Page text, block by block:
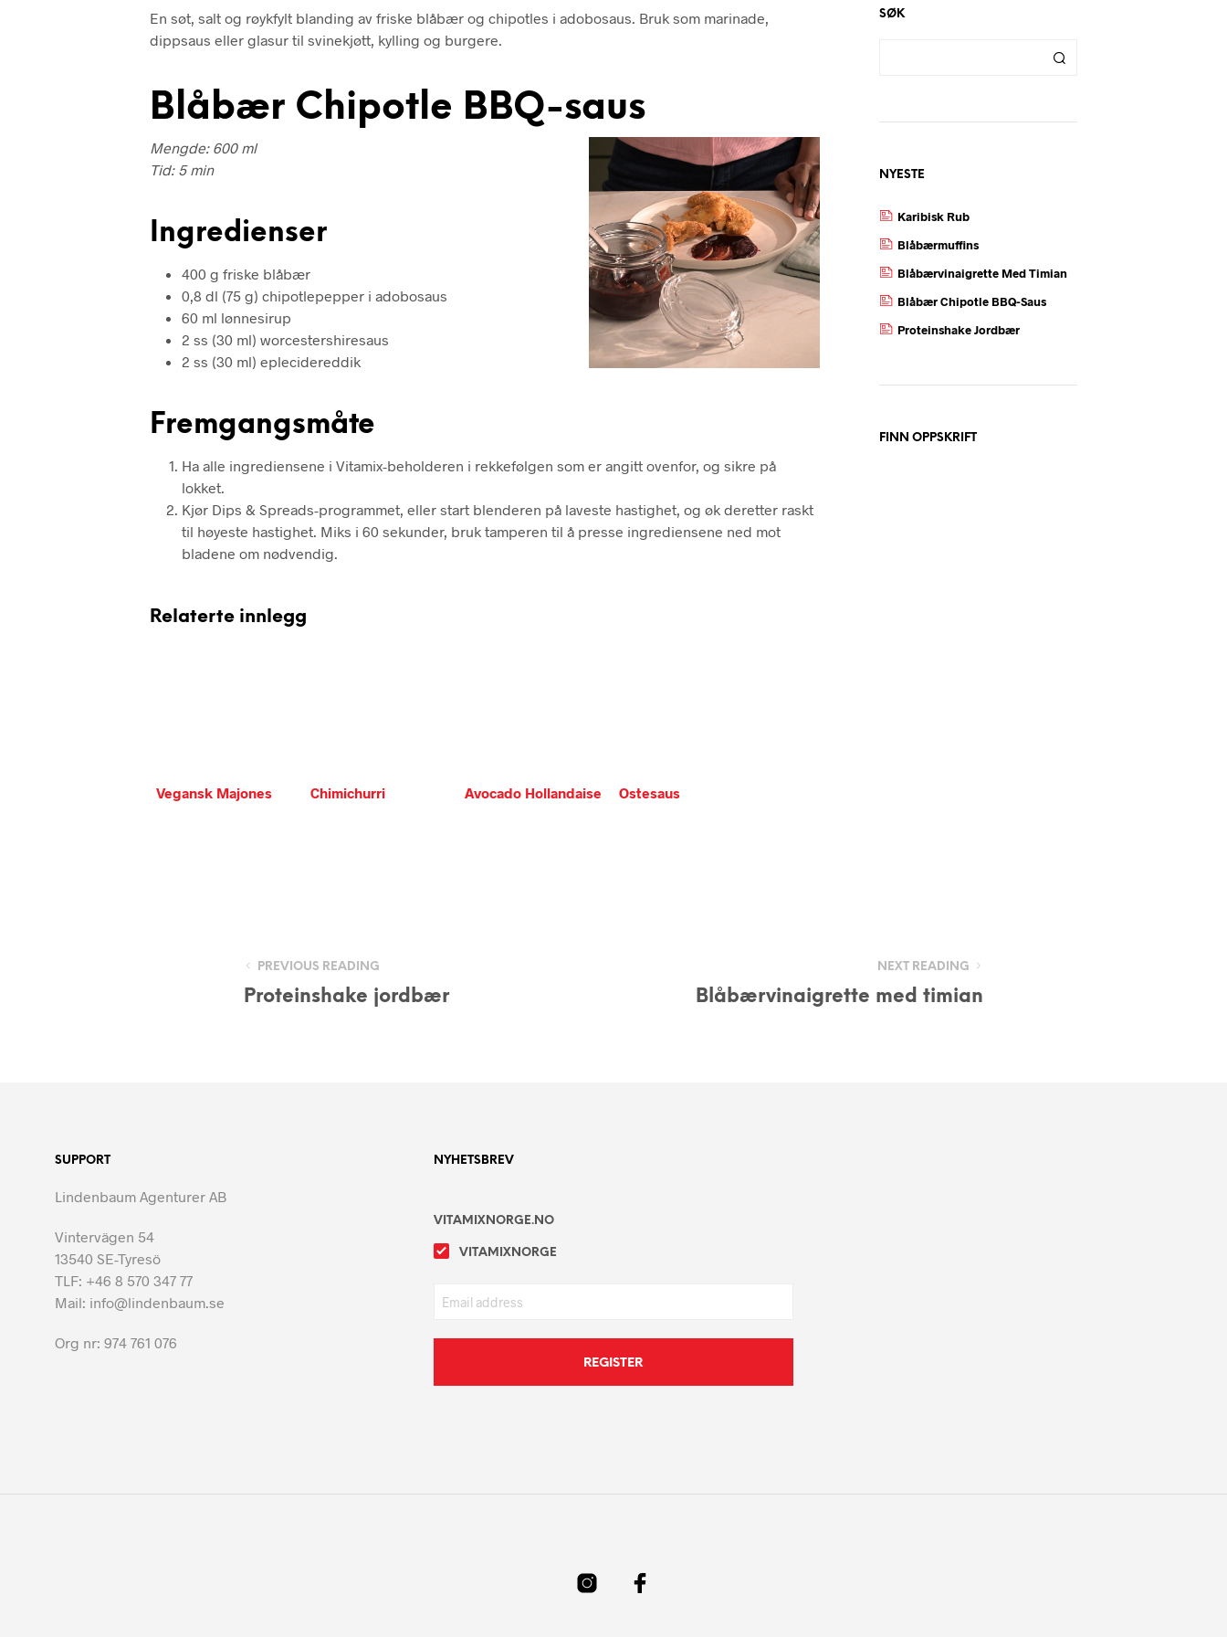
En søt, salt og røykfylt blanding av friske blåbær og chipotles i adobosaus. Bruk som marinade,
dippsaus eller glasur til svinekjøtt, kylling og burgere.
Blåbær Chipotle BBQ-saus
Mengde: 600 ml
Tid: 5 min
Ingredienser
400 g friske blåbær
0,8 dl (75 g) chipotlepepper i adobosaus
60 ml lønnesirup
2 ss (30 ml) worcestershiresaus
2 ss (30 ml) eplecidereddik
Fremgangsmåte
Ha alle ingrediensene i Vitamix-beholderen i rekkefølgen som er angitt ovenfor, og sikre på
lokket.
Kjør Dips & Spreads-programmet, eller start blenderen på laveste hastighet, og øk deretter raskt
til høyeste hastighet. Miks i 60 sekunder, bruk tamperen til å presse ingrediensene ned mot
bladene om nødvendig.
Relaterte innlegg
Vegansk Majones Chimichurri Avocado Hollandaise Ostesaus
SØK
NYESTE
Karibisk Rub
Blåbærmuffins
Blåbærvinaigrette Med Timian
Blåbær Chipotle BBQ-Saus
Proteinshake Jordbær
FINN OPPSKRIFT
PREVIOUS READING
Proteinshake jordbær
NEXT READING
Blåbærvinaigrette med timian
SUPPORT
Lindenbaum Agenturer AB
Vintervägen 54
13540 SE-Tyresö
TLF: +46 8 570 347 77
Mail: info@lindenbaum.se
Org nr: 974 761 076
NYHETSBREV
VITAMIXNORGE.NO
VITAMIXNORGE